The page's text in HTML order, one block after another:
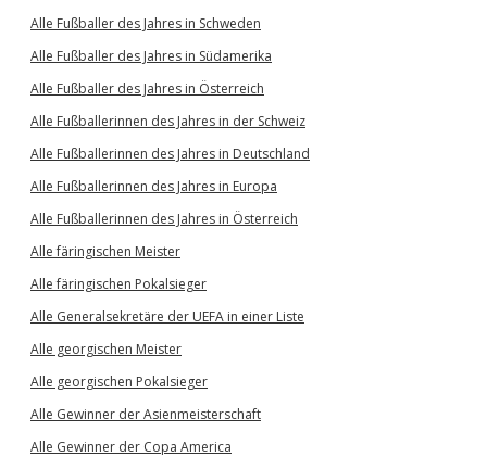
Alle Fußballer des Jahres in Schweden
Alle Fußballer des Jahres in Südamerika
Alle Fußballer des Jahres in Österreich
Alle Fußballerinnen des Jahres in der Schweiz
Alle Fußballerinnen des Jahres in Deutschland
Alle Fußballerinnen des Jahres in Europa
Alle Fußballerinnen des Jahres in Österreich
Alle färingischen Meister
Alle färingischen Pokalsieger
Alle Generalsekretäre der UEFA in einer Liste
Alle georgischen Meister
Alle georgischen Pokalsieger
Alle Gewinner der Asienmeisterschaft
Alle Gewinner der Copa America